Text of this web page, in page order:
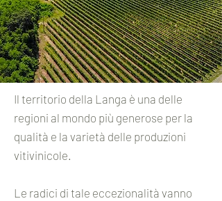
Il territorio della Langa è una delle
regioni al mondo più generose per la
qualità e la varietà delle produzioni
vitivinicole.
Le radici di tale eccezionalità vanno